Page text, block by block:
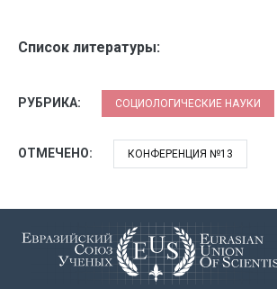
Список литературы:
РУБРИКА: СОЦИОЛОГИЧЕСКИЕ НАУКИ
ОТМЕЧЕНО: КОНФЕРЕНЦИЯ №13